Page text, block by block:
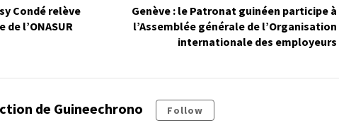
Condé relève
l’ONASUR
Genève : le Patronat guinéen participe à
l’Assemblée générale de l’Organisation
internationale des employeurs
de Guineechrono Follow